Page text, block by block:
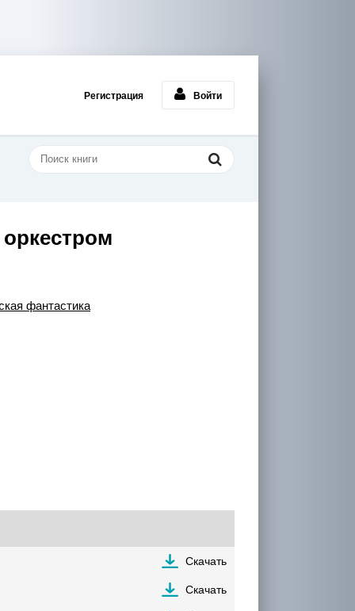
Регистрация Войти
фантастика
Скачать
Скачать